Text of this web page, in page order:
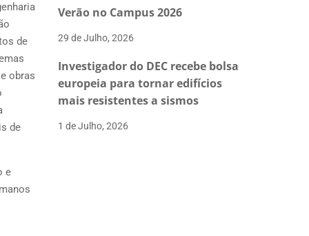
de
obras
de
e
Verão no Campus 2026
29 de Julho, 2026
Investigador do DEC recebe bolsa
europeia para tornar edifícios
mais resistentes a sismos
1 de Julho, 2026